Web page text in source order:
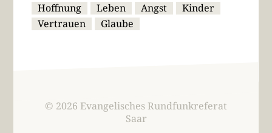
Hoffnung
Leben Angst
Kinder
Vertrauen
Glaube
© 2026 Evangelisches Rundfunkreferat
Saar